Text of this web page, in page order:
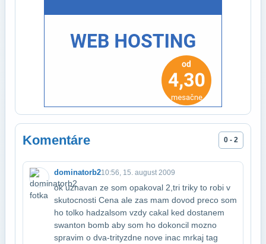
Komentáre 0 - 2
dominatorb210:56, 15. august 2009
ok uznavan ze som opakoval 2,tri triky to robi v
skutocnosti Cena ale zas mam dovod preco som
ho tolko hadzal​som vzdy cakal ked dostanem
swanton bomb aby som ho dokoncil mozno
spravim o dva-tri​tyzdne nove inac mrkaj tag